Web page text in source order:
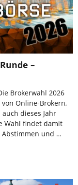
–
Brokerwahl 2026
Online-Brokern,
dieses Jahr
Wahl findet damit
Abstimmen und …